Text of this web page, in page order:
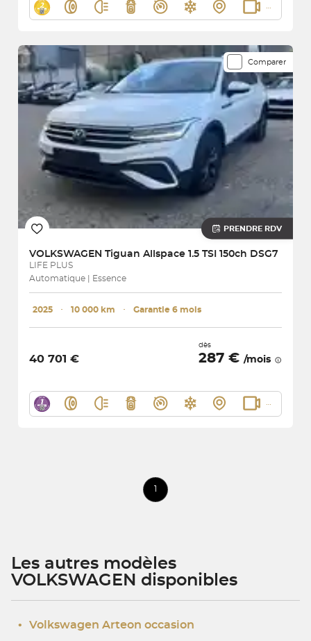
Comparer
PRENDRE RDV
VOLKSWAGEN Tiguan Allspace 1.5 TSI 150ch DSG7
LIFE PLUS
Automatique | Essence
2025 ･ 10 000 km ･ Garantie 6 mois
40 701 €
dès
287 € /mois
Les autres modèles
VOLKSWAGEN disponibles
• Volkswagen Arteon occasion